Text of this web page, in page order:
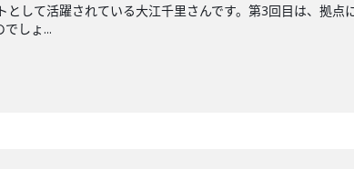
として活躍されている大江千里さんです。第3回目は、拠
しょ...